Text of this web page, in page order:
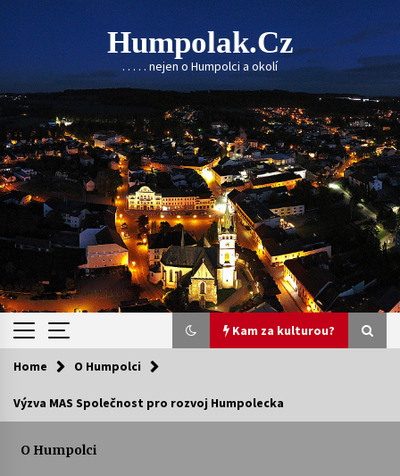
Skip
to
content
Humpolak.cz
. . . . . nejen o Humpolci a okolí
Kam za kulturou?
Kam za kulturou?
Home O Humpolci
Výzva MAS Společnost pro rozvoj Humpolecka
O Humpolci